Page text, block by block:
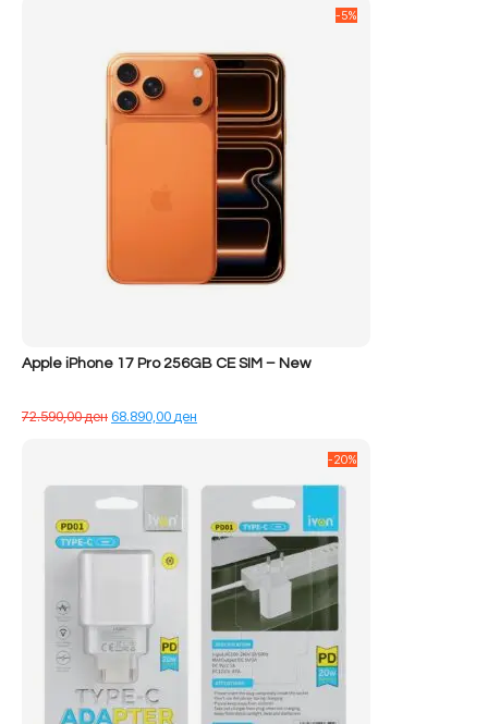
Apple iPhone 17 Pro 256GB CE SIM – New
72.590,00денÇmimi
68.890,00ден
68.890,00 ден.
-5%
-20%